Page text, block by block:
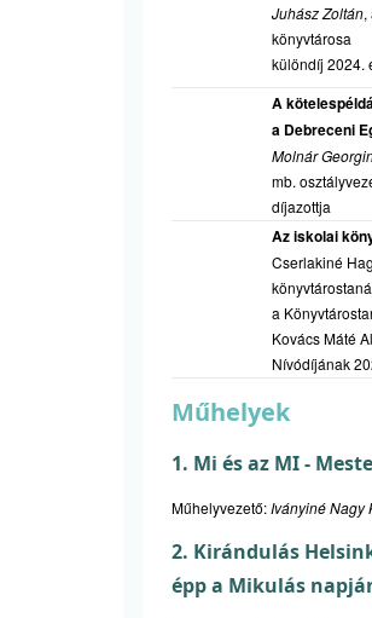
Juhász Zoltán,
könyvtárosa
különdíj 2024.
A
a Debreceni
Molnár
mb.
díjazottja
Az iskolai
Cserlakiné
a
Kovács Máté
Nívódíjának
Műhelyek
1. Mi és az MI -
Műhelyvezető:Iványiné Nagy
2. Kirándulás
épp a Mikulás